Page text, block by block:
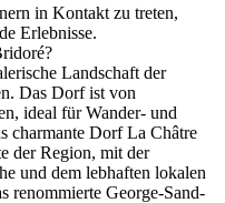
in Kontakt zu treten,
Erlebnisse.
Landschaft der
Das Dorf ist von
ideal für Wander- und
charmante Dorf La Châtre
der Region, mit der
und dem lebhaften lokalen
renommierte George-Sand-